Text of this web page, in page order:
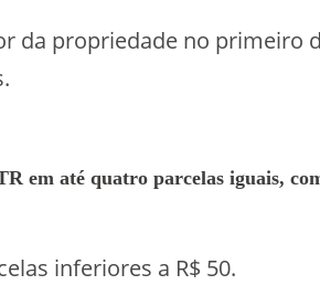
da propriedade no primeiro
em até quatro parcelas iguais,
inferiores a R$ 50.